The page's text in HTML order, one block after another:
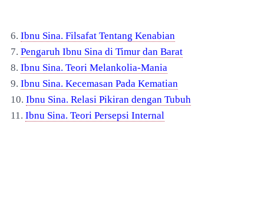
6. Ibnu Sina. Filsafat Tentang Kenabian
7. Pengaruh Ibnu Sina di Timur dan Barat
8. Ibnu Sina. Teori Melankolia-Mania
9. Ibnu Sina. Kecemasan Pada Kematian
10. Ibnu Sina. Relasi Pikiran dengan Tubuh
11. Ibnu Sina. Teori Persepsi Internal